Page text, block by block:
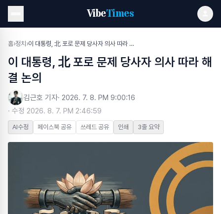
VibeTimes
홈›정치 › 이 대통령, 北 포로 문제 당사자 의사 따라 해결 논의
이 대통령, 北 포로 문제 당사자 의사 따라 해
결 논의
김근호 기자· 2026. 7. 8. PM 9:00:16
· 수정 2026. 8. 7. PM 2:46:59
AI수정 페이스북 공유 쓰레드 공유 인쇄 3줄 요약